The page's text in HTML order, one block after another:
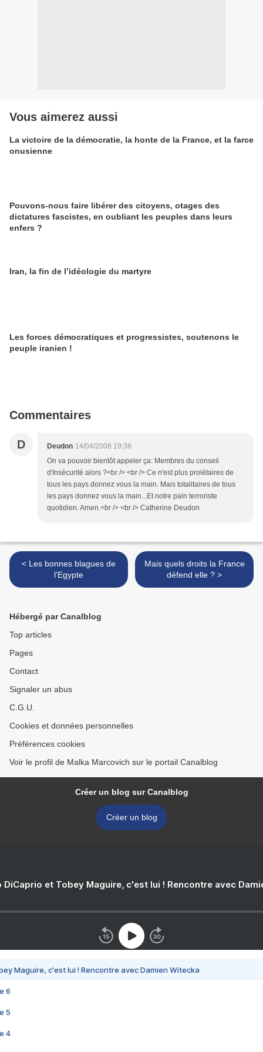
Vous aimerez aussi
La victoire de la démocratie, la honte de la France, et la farce
onusienne
Pouvons-nous faire libérer des citoyens, otages des
dictatures fascistes, en oubliant les peuples dans leurs
enfers ?
Iran, la fin de l’idéologie du martyre
Les forces démocratiques et progressistes, soutenons le
peuple iranien !
Commentaires
D Deudon 14/04/2008 19:38
On va pouvoir bientôt appeler ça: Membres du conseil
d'Insécurité alors ?<br /> <br /> Ce n'est plus prolétaires de
tous les pays donnez vous la main. Mais totalitaires de tous
les pays donnez vous la main...Et notre pain terroriste
quotidien. Amen.<br /> <br /> Catherine Deudon
< Les bonnes blagues de
l'Egypte
Mais quels droits la France
défend elle ? >
Hébergé par Canalblog
Top articles
Pages
Contact
Signaler un abus
C.G.U.
Cookies et données personnelles
Préférences cookies
Voir le profil de Malka Marcovich sur le portail Canalblog
Créer un blog sur Canalblog
Créer un blog
DiCaprio et Tobey Maguire, c'est lui ! Rencontre avec
Maguire, c'est lui ! Rencontre avec Damien Witecka
6
5
4